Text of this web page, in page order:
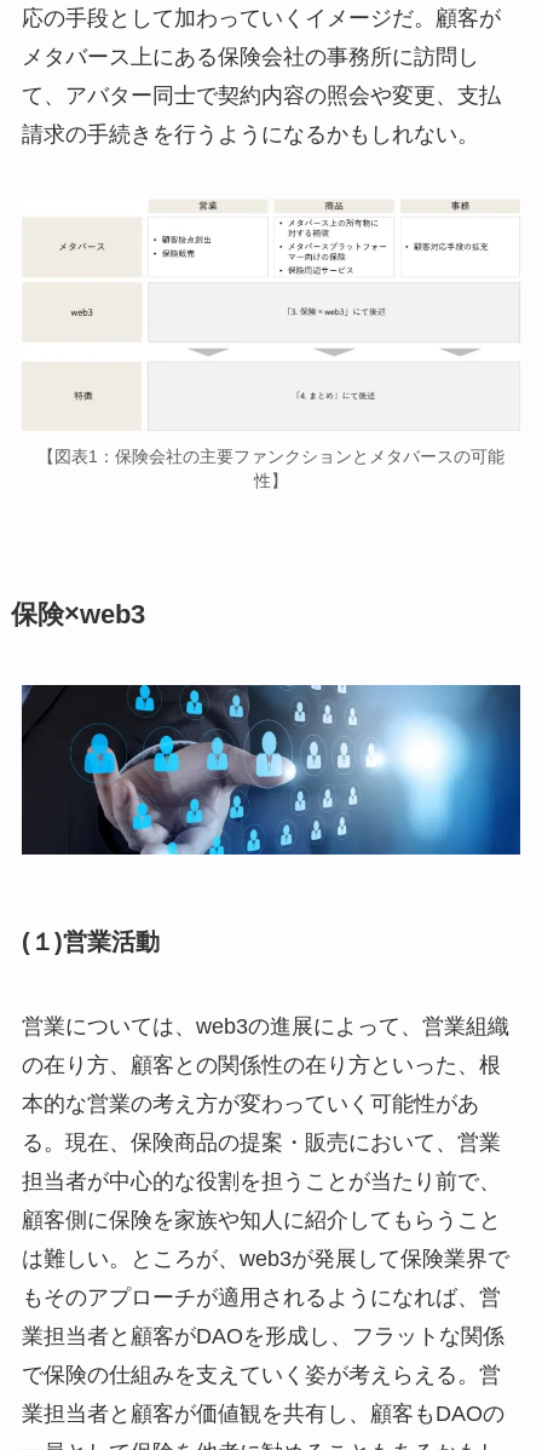
応の手段として加わっていくイメージだ。顧客が
メタバース上にある保険会社の事務所に訪問し
て、アバター同士で契約内容の照会や変更、支払
請求の手続きを行うようになるかもしれない。
【図表1：保険会社の主要ファンクションとメタバースの可能
性】
保険×web3
(１)営業活動
営業については、web3の進展によって、営業組織
の在り方、顧客との関係性の在り方といった、根
本的な営業の考え方が変わっていく可能性があ
る。現在、保険商品の提案・販売において、営業
担当者が中心的な役割を担うことが当たり前で、
顧客側に保険を家族や知人に紹介してもらうこと
は難しい。ところが、web3が発展して保険業界で
もそのアプローチが適用されるようになれば、営
業担当者と顧客がDAOを形成し、フラットな関係
で保険の仕組みを支えていく姿が考えらえる。営
業担当者と顧客が価値観を共有し、顧客もDAOの